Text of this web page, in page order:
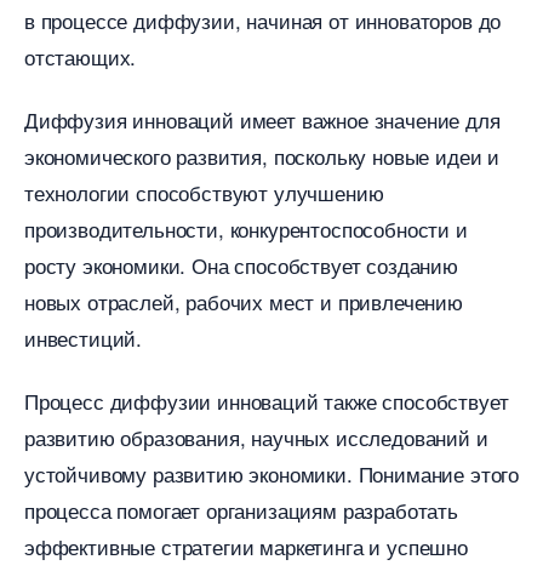
процессе диффузии, начиная от инноваторов до
отстающих.​
Диффузия инноваций имеет важное значение для
экономического развития, поскольку новые идеи и
технологии способствуют улучшению
производительности, конкурентоспособности и
росту экономики. Она способствует созданию
новых отраслей, рабочих мест и привлечению
инвестиций.​
Процесс диффузии инноваций также способствует
развитию образования, научных исследований и
устойчивому развитию экономики.​ Понимание этого
процесса помогает организациям разработать
эффективные стратегии маркетинга и успешно